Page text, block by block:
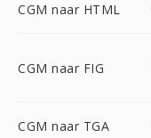
CGM naar HTML
CGM naar FIG
CGM naar TGA